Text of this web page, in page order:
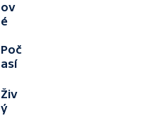
ov
é
Poč
así
Živ
ý